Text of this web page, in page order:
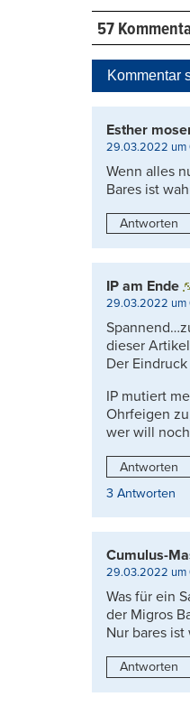
57
Kommentar
Esther
29.03.2022 um
Wenn alles
Bares ist
Antworten
IP am Ende
29.03.2022 um
dieser
Der
IP mutiert
Ohrfeigen
wer will
Antworten
3 Antworten
Cumulus-
29.03.2022 um
Was für ein
der Migros
Nur bares
Antworten